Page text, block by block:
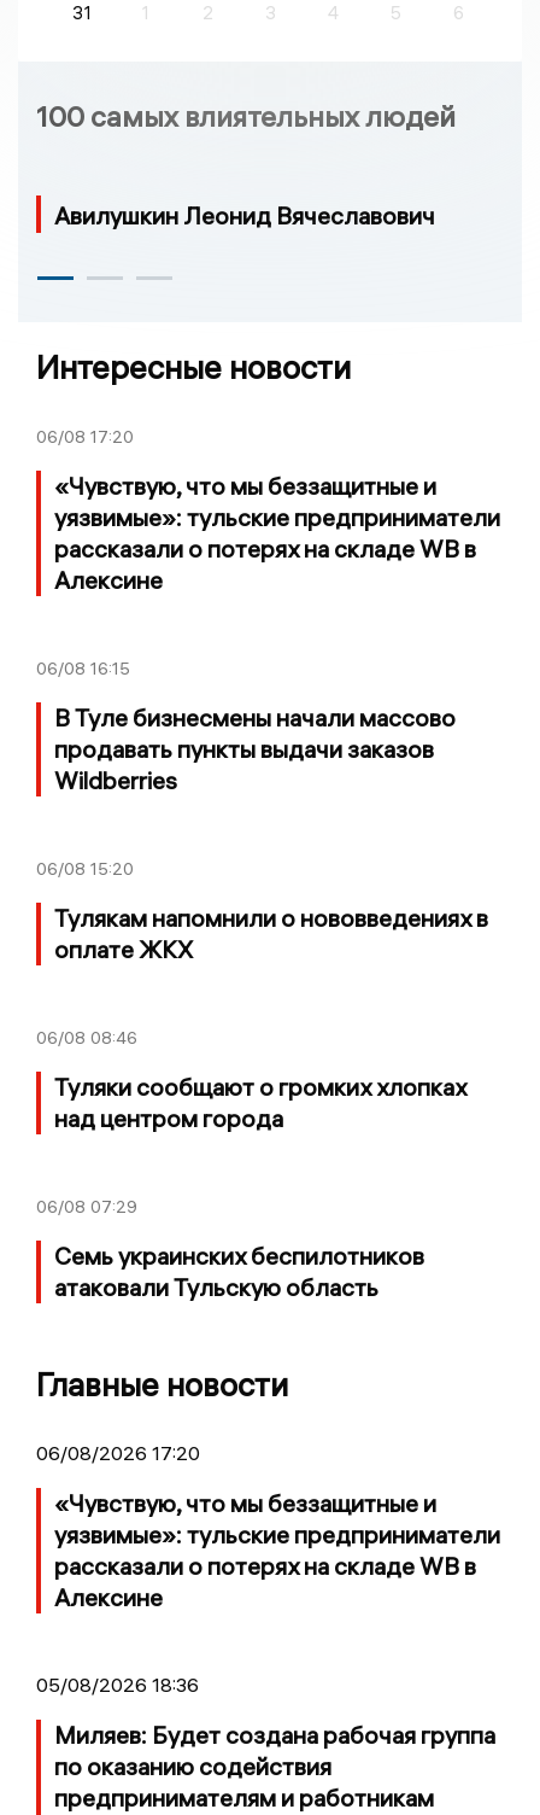
31
1 2 3 4 5 6
100 самых влиятельных людей
Авилушкин Леонид Вячеславович
Интересные новости
06/08 17:20
«Чувствую, что мы беззащитные и
уязвимые»: тульские предприниматели
рассказали о потерях на складе WB в
Алексине
06/08 16:15
В Туле бизнесмены начали массово
продавать пункты выдачи заказов
Wildberries
06/08 15:20
Тулякам напомнили о нововведениях в
оплате ЖКХ
06/08 08:46
Туляки сообщают о громких хлопках
над центром города
06/08 07:29
Семь украинских беспилотников
атаковали Тульскую область
Главные новости
06/08/2026 17:20
«Чувствую, что мы беззащитные и
уязвимые»: тульские предприниматели
рассказали о потерях на складе WB в
Алексине
05/08/2026 18:36
Миляев: Будет создана рабочая группа
по оказанию содействия
предпринимателям и работникам